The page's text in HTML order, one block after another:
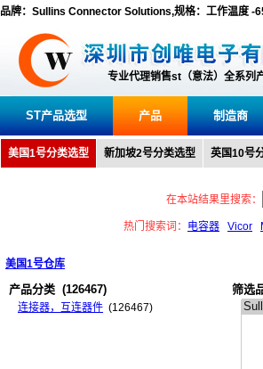
品牌：Sullins Connector Solutions,规格：工作温度 -
专业代理销售st（意法）全系列
ST产品选型 产品 制造商
美国1号分类选型 新加坡2号分类选型 英国10号
在本站结果里搜索：
热门搜索词： 电容器 Vicor
美国1号仓库
产品分类 (126467)
连接器，互连器件 (126467)
筛选